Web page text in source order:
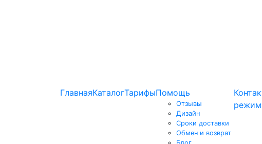
ГлавнаяКаталогТарифыПомощь
Отзывы
Дизайн
Сроки доставки
Обмен и возврат